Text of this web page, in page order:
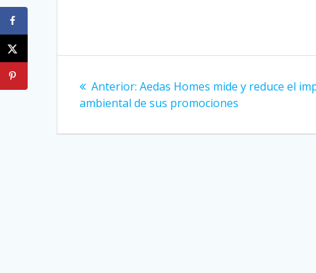
de
entradas
Anterior: Entrada
anterior:
Aedas Homes mide y reduce el
ambiental de sus promociones